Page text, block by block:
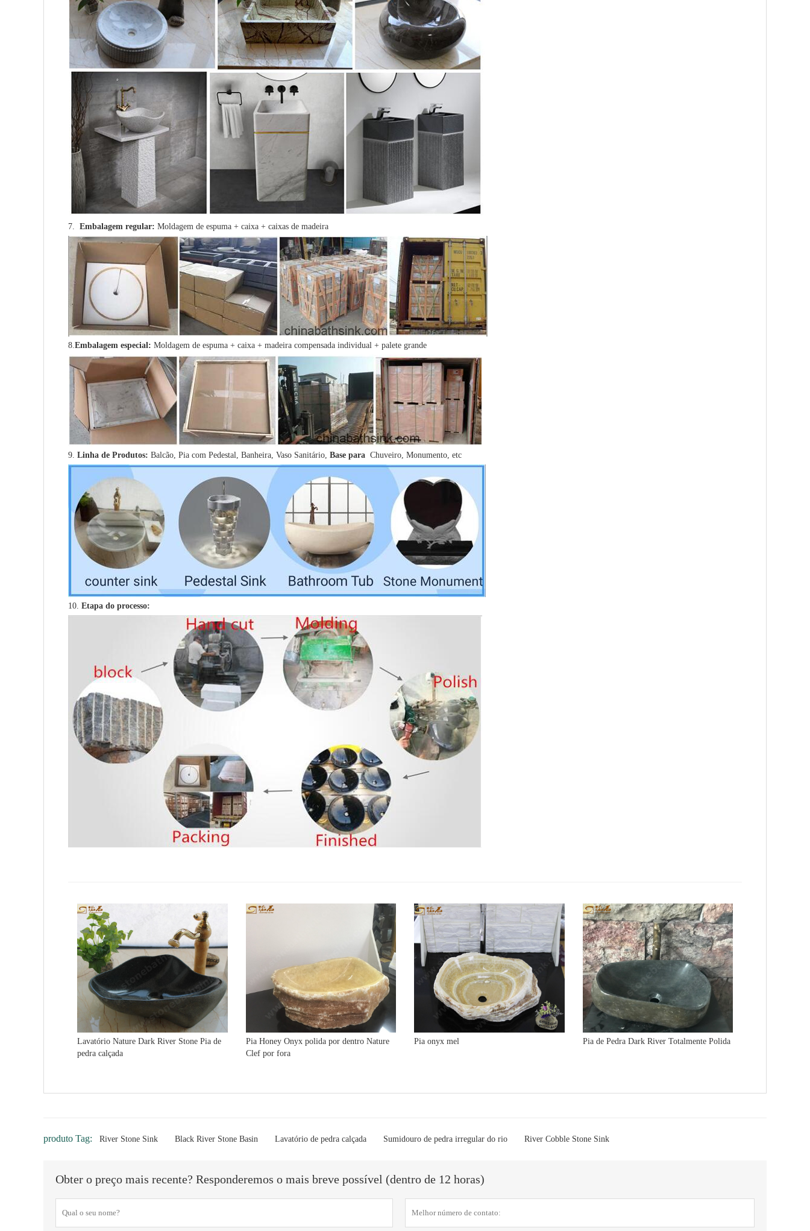
7. Embalagem regular: Moldagem de espuma + caixa + caixas de madeira
8.Embalagem especial: Moldagem de espuma + caixa + madeira compensada individual + palete grande
9. Linha de Produtos: Balcão, Pia com Pedestal, Banheira, Vaso Sanitário, Base para Chuveiro, Monumento, etc
10. Etapa do processo:
Lavatório Nature Dark River Stone Pia de
pedra calçada
Pia Honey Onyx polida por dentro Nature
Clef por fora
Pia onyx mel Pia de Pedra Dark River Totalmente Polida
produto Tag: River Stone Sink Black River Stone Basin Lavatório de pedra calçada Sumidouro de pedra irregular do rio River Cobble Stone Sink
Obter o preço mais recente? Responderemos o mais breve possível (dentro de 12 horas)